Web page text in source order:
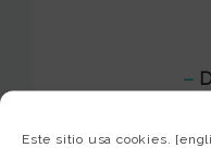
Este sitio usa cookies.
–
Acceso por